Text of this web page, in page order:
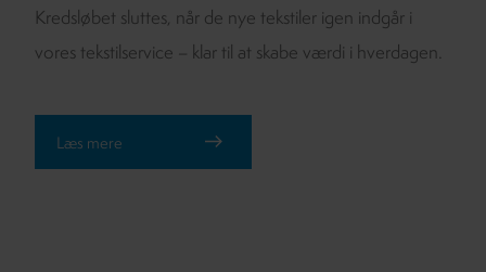
Kredsløbet sluttes, når de nye tekstiler igen indgår i
vores tekstilservice – klar til at skabe værdi i hverdagen.
Læs mere